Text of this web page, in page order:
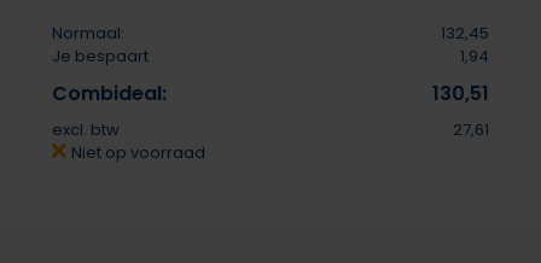
Normaal:
132,45
Je bespaart
1,94
Combideal: 130,51
excl. btw
27,61
Niet op voorraad